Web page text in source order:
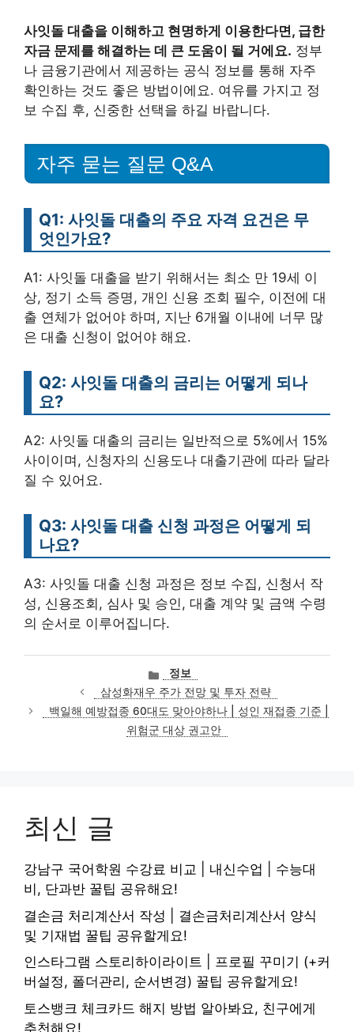
사잇돌 대출을 이해하고 현명하게 이용한다면, 급한
자금 문제를 해결하는 데 큰 도움이 될 거에요. 정부
나 금융기관에서 제공하는 공식 정보를 통해 자주
확인하는 것도 좋은 방법이에요. 여유를 가지고 정
보 수집 후, 신중한 선택을 하길 바랍니다.
자주 묻는 질문 Q&A
Q1: 사잇돌 대출의 주요 자격 요건은 무
엇인가요?
A1: 사잇돌 대출을 받기 위해서는 최소 만 19세 이
상, 정기 소득 증명, 개인 신용 조회 필수, 이전에 대
출 연체가 없어야 하며, 지난 6개월 이내에 너무 많
은 대출 신청이 없어야 해요.
Q2: 사잇돌 대출의 금리는 어떻게 되나
요?
A2: 사잇돌 대출의 금리는 일반적으로 5%에서 15%
사이이며, 신청자의 신용도나 대출기관에 따라 달라
질 수 있어요.
Q3: 사잇돌 대출 신청 과정은 어떻게 되
나요?
A3: 사잇돌 대출 신청 과정은 정보 수집, 신청서 작
성, 신용조회, 심사 및 승인, 대출 계약 및 금액 수령
의 순서로 이루어집니다.
카
테
고
리
정보
삼성화재우 주가 전망 및 투자 전략
백일해 예방접종 60대도 맞아야하나 | 성인 재접종 기준 |
위험군 대상 권고안
최신 글
강남구 국어학원 수강료 비교 | 내신수업 | 수능대
비, 단과반 꿀팁 공유해요!
결손금 처리계산서 작성 | 결손금처리계산서 양식
및 기재법 꿀팁 공유할게요!
인스타그램 스토리하이라이트 | 프로필 꾸미기 (+커
버설정, 폴더관리, 순서변경) 꿀팁 공유할게요!
토스뱅크 체크카드 해지 방법 알아봐요, 친구에게
추천해요!